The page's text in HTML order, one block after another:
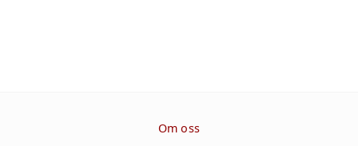
Om oss